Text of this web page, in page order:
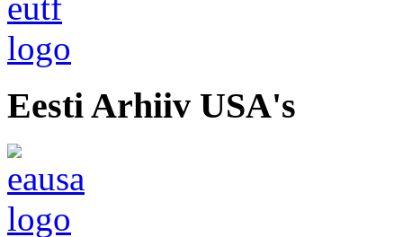
Eesti Arhiiv USA's